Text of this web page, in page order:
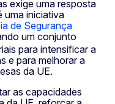
exige uma resposta
uma iniciativa
de Segurança
um conjunto
para intensificar a
e para melhorar a
da UE.
as capacidades